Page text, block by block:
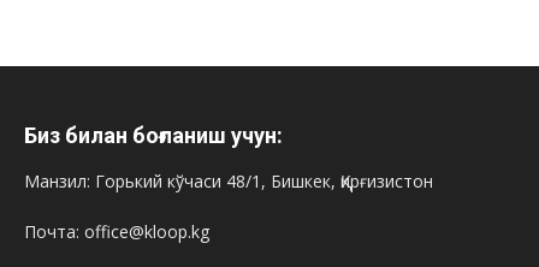
Биз билан боғланиш учун:
Манзил: Горький кўчаси 48/1, Бишкек, Қирғизистон
Почта: office@kloop.kg